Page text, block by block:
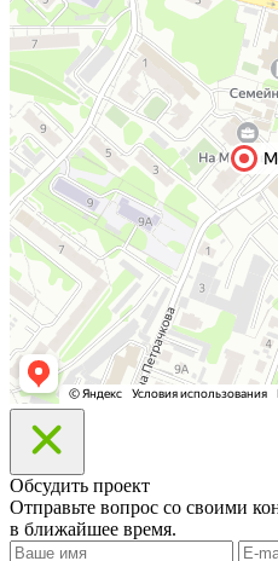
Обсудить проект
Отправьте вопрос со своими
в ближайшее время.